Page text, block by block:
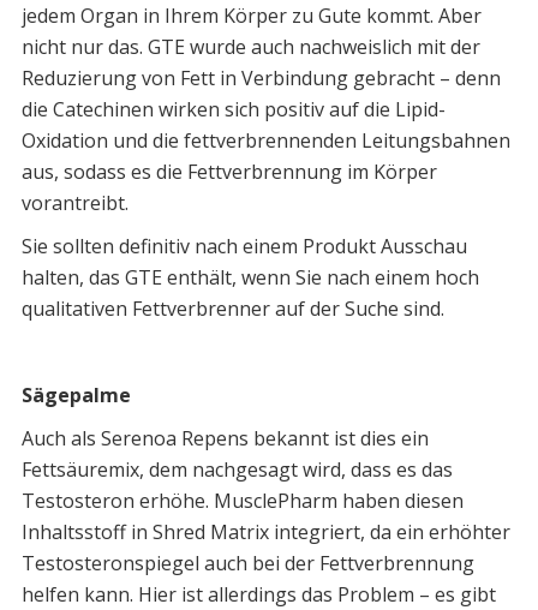
jedem Organ in Ihrem Körper zu Gute kommt. Aber
nicht nur das. GTE wurde auch nachweislich mit der
Reduzierung von Fett in Verbindung gebracht – denn
die Catechinen wirken sich positiv auf die Lipid-
Oxidation und die fettverbrennenden Leitungsbahnen
aus, sodass es die Fettverbrennung im Körper
vorantreibt.
Sie sollten definitiv nach einem Produkt Ausschau
halten, das GTE enthält, wenn Sie nach einem hoch
qualitativen Fettverbrenner auf der Suche sind.
Sägepalme
Auch als Serenoa Repens bekannt ist dies ein
Fettsäuremix, dem nachgesagt wird, dass es das
Testosteron erhöhe. MusclePharm haben diesen
Inhaltsstoff in Shred Matrix integriert, da ein erhöhter
Testosteronspiegel auch bei der Fettverbrennung
helfen kann. Hier ist allerdings das Problem – es gibt